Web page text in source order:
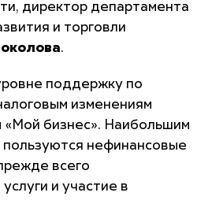
директор департамента
и торговли
.
поддержку по
изменениям
«Мой бизнес». Наибольшим
пользуются нефинансовые
всего
и участие в